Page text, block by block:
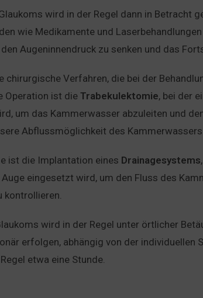
wird in der Regel dann in Betracht
wie Medikamente und
Augeninnendruck zu senken und das
chirurgische Verfahren, die bei der
Operation ist die Trabekulektomie, bei der
um das Kammerwasser abzuleiten und
Abflussmöglichkeit des
ist die Implantation eines Drainagesystems
eingesetzt wird, um den Fluss des
kontrollieren.
wird in der Regel unter örtlicher
erfolgen, abhängig von der individuellen
etwa eine Stunde.